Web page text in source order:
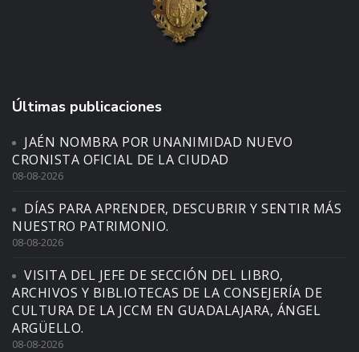
Últimas publicaciones
JAÉN NOMBRA POR UNANIMIDAD NUEVO
CRONISTA OFICIAL DE LA CIUDAD
08-08-2026
DÍAS PARA APRENDER, DESCUBRIR Y SENTIR MÁS
NUESTRO PATRIMONIO.
08-08-2026
VISITA DEL JEFE DE SECCIÓN DEL LIBRO,
ARCHIVOS Y BIBLIOTECAS DE LA CONSEJERÍA DE
CULTURA DE LA JCCM EN GUADALAJARA, ÁNGEL
ARGÜELLO.
08-08-2026